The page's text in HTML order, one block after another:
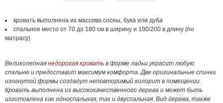
кровать выполнена из массива сосны, бука или дуба
спальное место от 70 до 180 см в ширину и 190/200 в длину (по
матрасу)
Великолепная недорогая кровать в форме ладьи украсит любую
спальню и предоставит максимум комфорта. Две оригинальные спинки
изогнутой формы создадут неповторимый колорит в помещении.
Кровать выполнена из высококачественного дерева и может быть
изготовлена как односпальная, так и двуспальная. Вид дерева, также